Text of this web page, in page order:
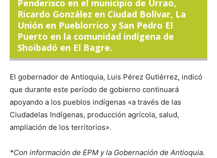
Penderisco en el municipio de Urrao,
Ricardo González en Ciudad Bolívar, La
Unión en Pueblorrico y San Pedro El
Puerto en la comunidad indígena de
Shoibadó en El Bagre.
El gobernador de Antioquia, Luis Pérez Gutiérrez, indicó
que durante este período de gobierno continuará
apoyando a los pueblos indígenas «a través de las
Ciudadelas Indígenas, producción agrícola, salud,
ampliación de los territorios».
*Con información de EPM y la Gobernación de Antioquia.